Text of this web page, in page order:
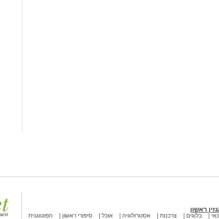
ראשון
בלוגים צרכנות אסטרולוגיה אוכל סיפורי ראשון
הפוטוגנית